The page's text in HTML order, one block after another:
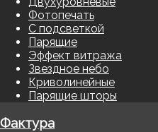
Фотопечать
С подсветкой
Парящие
Эффект витража
Звездное небо
Криволинейные
Парящие шторы
Фактура